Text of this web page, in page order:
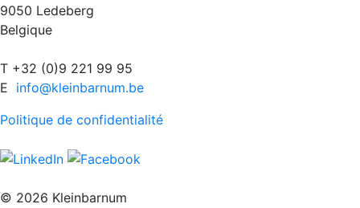
9050 Ledeberg
Belgique
T +32 (0)9 221 99 95
E info@kleinbarnum.be
Politique de confidentialité
© 2026 Kleinbarnum